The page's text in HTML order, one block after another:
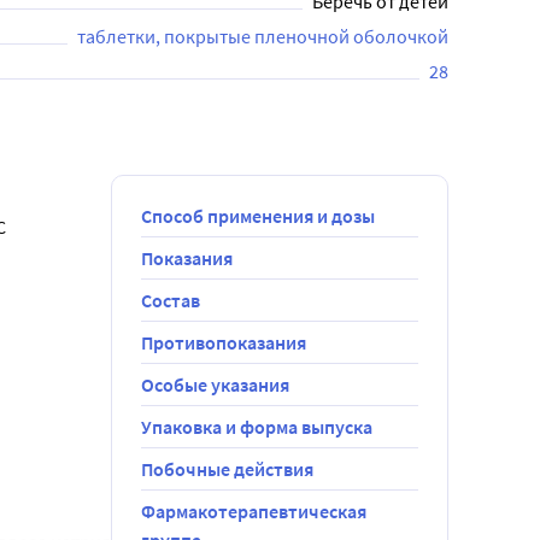
таблетки, покрытые пленочной оболочкой
28
этапом
Способ применения и дозы
Показания
Состав
Противопоказания
Особые указания
Упаковка и форма выпуска
Побочные действия
Фармакотерапевтическая